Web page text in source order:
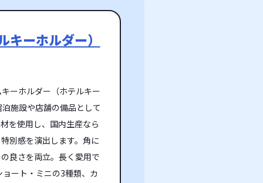
ーホルダー）
ーホルダー（ホテルキー
施設や店舗の備品として
を使用し、国内生産なら
別感を演出します。角に
良さを両立。長く愛用で
ート・ミニの3種類、カ